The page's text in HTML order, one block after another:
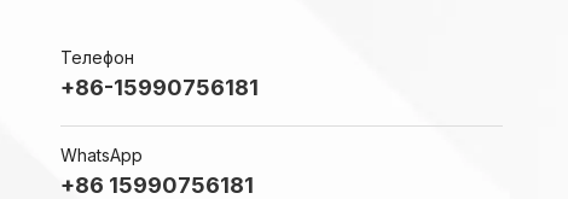
Телефон
+86-15990756181
WhatsApp
+86 15990756181